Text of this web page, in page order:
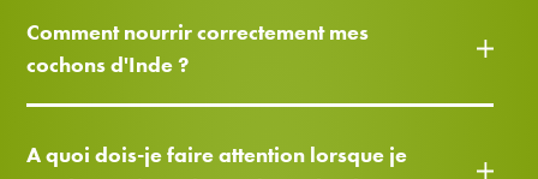
Comment nourrir correctement mes
cochons d'Inde ?
A quoi dois-je faire attention lorsque je